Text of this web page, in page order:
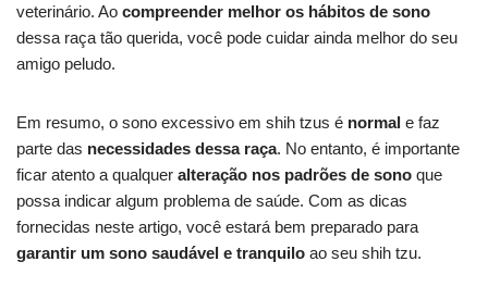
veterinário. Ao compreender melhor os hábitos de sono
dessa raça tão querida, você pode cuidar ainda melhor do seu
amigo peludo.
Em resumo, o sono excessivo em shih tzus é normal e faz
parte das necessidades dessa raça. No entanto, é importante
ficar atento a qualquer alteração nos padrões de sono que
possa indicar algum problema de saúde. Com as dicas
fornecidas neste artigo, você estará bem preparado para
garantir um sono saudável e tranquilo ao seu shih tzu.